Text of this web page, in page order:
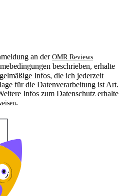
an derOMR Reviews
beschrieben, erhalte
Infos, die ich jederzeit
für die Datenverarbeitung ist Art.
Infos zum Datenschutz erhalte
.